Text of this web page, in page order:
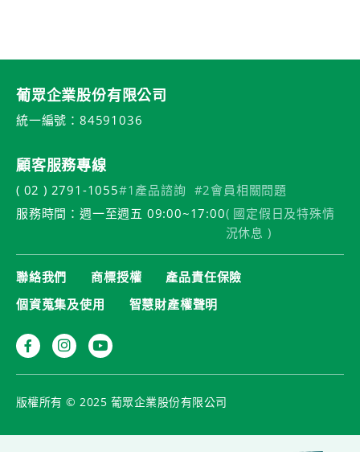
葡眾企業股份有限公司
統一編號：84591036
顧客服務專線
( 02 ) 2791-1055#1產品諮詢 #2會員相關問題
服務時間：週一至週五 09:00~17:00( 國定假日及特殊情
況休息 )
聯絡我們 商標授權
產品責任保險
個資蒐集及使用
智慧財產權聲明
版權所有 © 2025 葡眾企業股份有限公司